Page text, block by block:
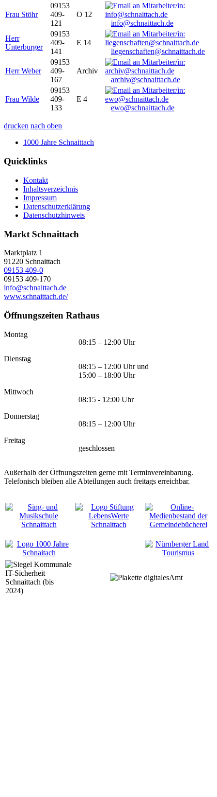
Frau Stöhr
09153
409-
121
O 12
info@schnaittach.de
Herr
Unterburger
09153
409-
141
E 14
liegenschaften@schnaittach.de
Herr Weber
09153
409-
167
Archiv
archiv@schnaittach.de
Frau Wilde
09153
409-
133
E 4
ewo@schnaittach.de
drucken nach oben
1000 Jahre Schnaittach
Quicklinks
Kontakt
Inhaltsverzeichnis
Impressum
Datenschutzerklärung
Datenschutzhinweis
Markt Schnaittach
Marktplatz 1
91220 Schnaittach
09153 409-0
09153 409-170
info@schnaittach.de
www.schnaittach.de/
Öffnungszeiten Rathaus
Montag
08:15 – 12:00 Uhr
Dienstag
08:15 – 12:00 Uhr und
15:00 – 18:00 Uhr
Mittwoch
08:15 - 12:00 Uhr
Donnerstag
08:15 – 12:00 Uhr
Freitag
geschlossen
Außerhalb der Öffnungszeiten gerne mit Terminvereinbarung.
Telefonisch bleiben alle Abteilungen auch freitags erreichbar.